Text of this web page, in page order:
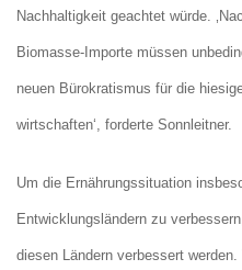
Nachhaltigkeit geachtet würde.
Biomasse-Importe müssen
neuen Bürokratismus für die
wirtschaften‘, forderte Sonnleitner.
Um die Ernährungssituation
Entwicklungsländern zu
diesen Ländern verbessert